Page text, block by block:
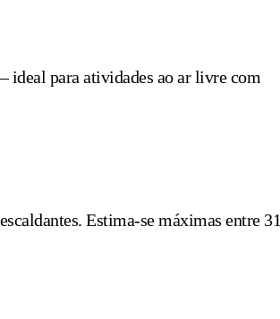
ideal para atividades ao ar livre com
Estima-se máximas entre 31